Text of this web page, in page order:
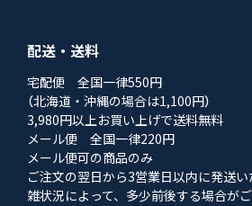
配送・送料
宅配便 全国一律550円
（北海道・沖縄の場合は1,100円）
3,980円以上お買い上げで送料無料
メール便 全国一律220円
メール便可の商品のみ
ご注文の翌日から3営業日以内に発送
雑状況によって、多少前後する場合がご